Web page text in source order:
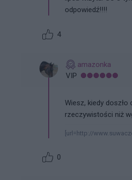
odpowiedź!!!!
4
amazonka
VIP
Wiesz, kiedy doszło
rzeczywistości niż
[url=http://
0